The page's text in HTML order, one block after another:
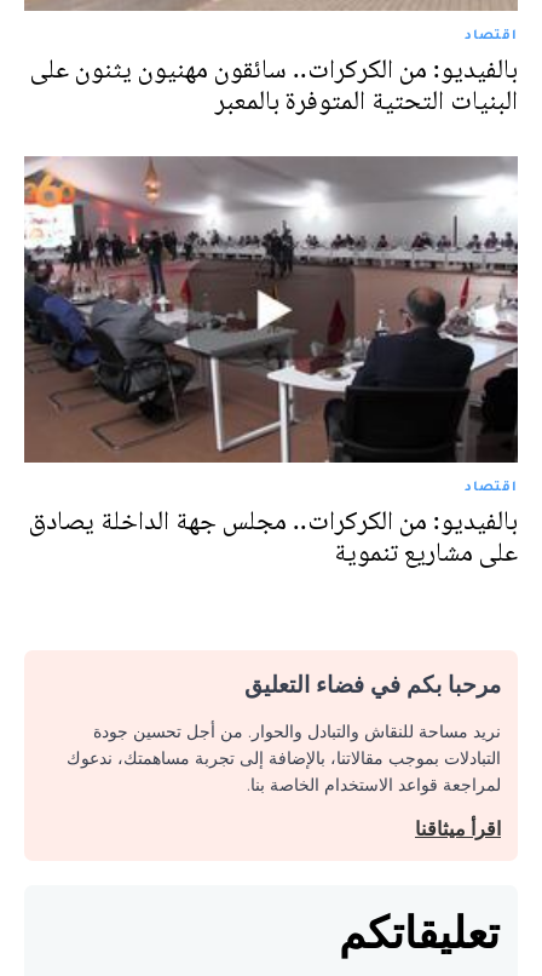
اقتصاد
بالفيديو: من الكركرات.. سائقون مهنيون يثنون على
البنيات التحتية المتوفرة بالمعبر
اقتصاد
بالفيديو: من الكركرات.. مجلس جهة الداخلة يصادق
على مشاريع تنموية
مرحبا بكم في فضاء التعليق
نريد مساحة للنقاش والتبادل والحوار. من أجل تحسين جودة
التبادلات بموجب مقالاتنا، بالإضافة إلى تجربة مساهمتك، ندعوك
لمراجعة قواعد الاستخدام الخاصة بنا.
اقرأ ميثاقنا
تعليقاتكم